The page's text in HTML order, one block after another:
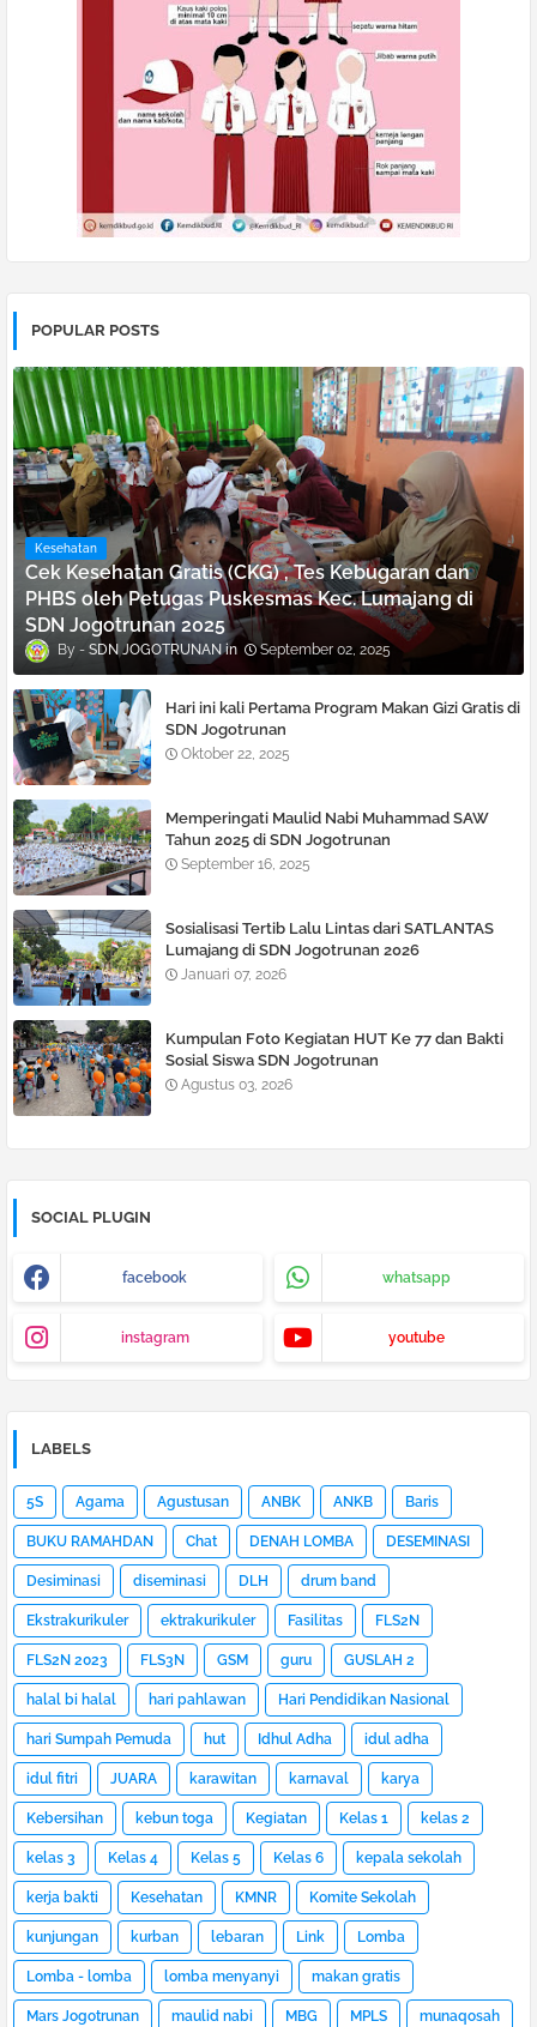
POPULAR POSTS
Kesehatan
Cek Kesehatan Gratis (CKG) , Tes Kebugaran dan
PHBS oleh Petugas Puskesmas Kec. Lumajang di
SDN Jogotrunan 2025
SDN JOGOTRUNAN September 02, 2025
Hari ini kali Pertama Program Makan Gizi Gratis di
SDN Jogotrunan
Oktober 22, 2025
Memperingati Maulid Nabi Muhammad SAW
Tahun 2025 di SDN Jogotrunan
September 16, 2025
Sosialisasi Tertib Lalu Lintas dari SATLANTAS
Lumajang di SDN Jogotrunan 2026
Januari 07, 2026
Kumpulan Foto Kegiatan HUT Ke 77 dan Bakti
Sosial Siswa SDN Jogotrunan
Agustus 03, 2026
SOCIAL PLUGIN
facebook whatsapp
instagram youtube
LABELS
5S Agama Agustusan ANBK ANKB Baris
BUKU RAMAHDAN Chat DENAH LOMBA DESEMINASI
Desiminasi diseminasi DLH drum band
Ekstrakurikuler ektrakurikuler Fasilitas FLS2N
FLS2N 2023 FLS3N GSM guru GUSLAH 2
halal bi halal hari pahlawan Hari Pendidikan Nasional
hari Sumpah Pemuda hut Idhul Adha idul adha
idul fitri JUARA karawitan karnaval karya
Kebersihan kebun toga Kegiatan Kelas 1 kelas 2
kelas 3 Kelas 4 Kelas 5 Kelas 6 kepala sekolah
kerja bakti Kesehatan KMNR Komite Sekolah
kunjungan kurban lebaran Link Lomba
Lomba - lomba lomba menyanyi makan gratis
Mars Jogotrunan maulid nabi MBG MPLS munaqosah